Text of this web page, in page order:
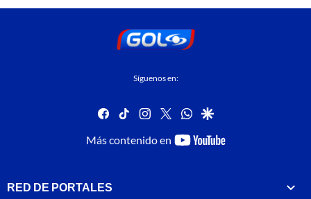
Síguenos en:
facebook
tiktok instagram
twitterwhatsapp
google
Más contenido en
youtube-
RED DE PORTALES